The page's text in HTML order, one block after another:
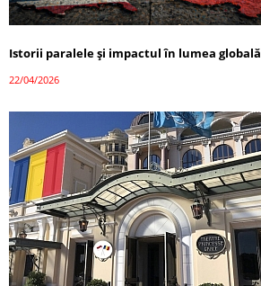
Istorii paralele și impactul în lumea globală
22/04/2026